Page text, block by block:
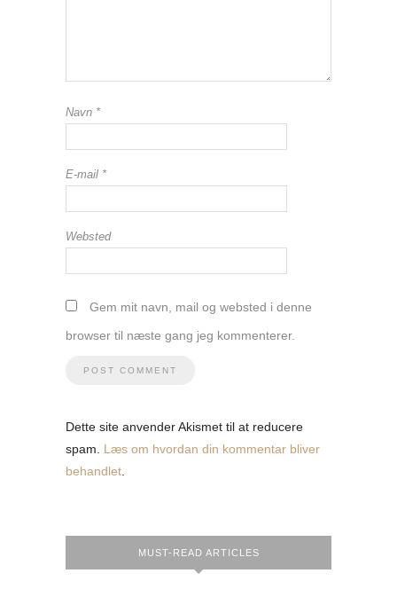
Navn *
E-mail *
Websted
Gem mit navn, mail og websted i denne
browser til næste gang jeg kommenterer.
Dette site anvender Akismet til at reducere
spam. Læs om hvordan din kommentar bliver
behandlet
MUST-READ ARTICLES